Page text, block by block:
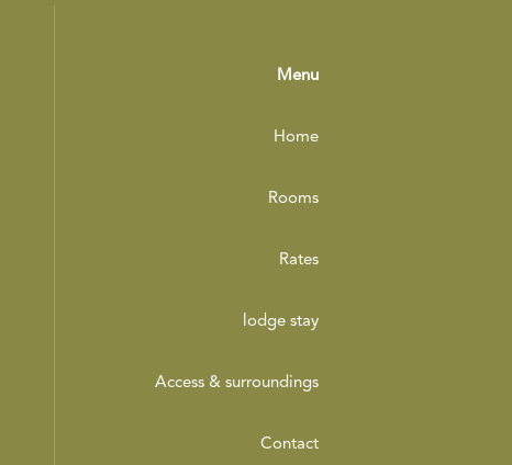
Menu
Home
Rooms
Rates
lodge stay
Access & surroundings
Contact